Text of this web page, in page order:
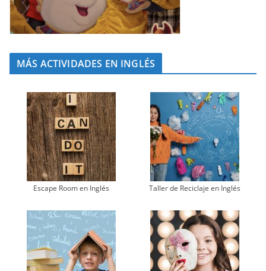
MÁS ACTIVIDADES EN INGLÉS
Escape Room en Inglés Taller de Reciclaje en Inglés